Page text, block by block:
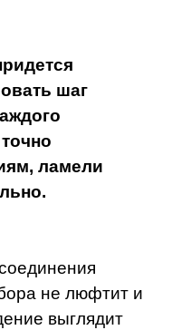
шаг
ламели
не люфтит и
выглядит